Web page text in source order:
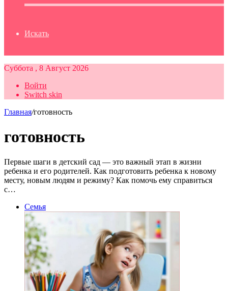
Искать
Суббота , 8 Август 2026
Войти
Switch skin
Главная/готовность
готовность
Первые шаги в детский сад — это важный этап в жизни
ребенка и его родителей. Как подготовить ребенка к новому
месту, новым людям и режиму? Как помочь ему справиться
с…
Семья